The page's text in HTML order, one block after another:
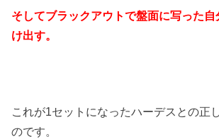
そしてブラックアウトで盤面に写った自
け出す。
これが1セットになったハーデスとの正
のです。